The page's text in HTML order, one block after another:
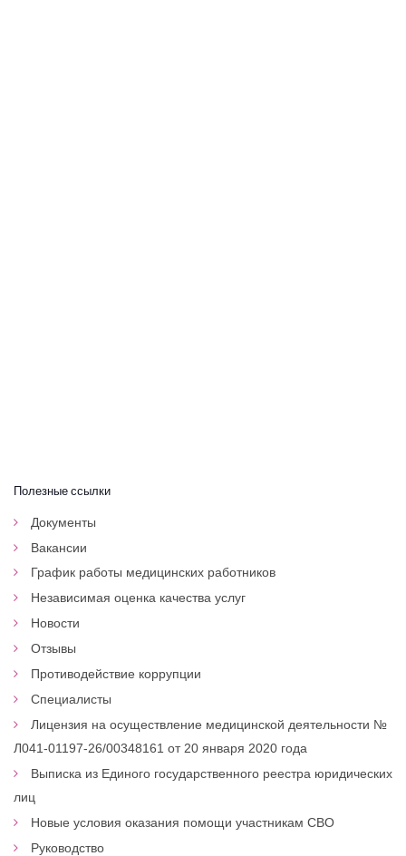
Полезные ссылки
Документы
Вакансии
График работы медицинских работников
Независимая оценка качества услуг
Новости
Отзывы
Противодействие коррупции
Специалисты
Лицензия на осуществление медицинской деятельности №
Л041-01197-26/00348161 от 20 января 2020 года
Выписка из Единого государственного реестра юридических
лиц
Новые условия оказания помощи участникам СВО
Руководство